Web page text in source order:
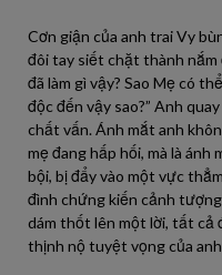
Cơn giận của anh trai Vy
đôi tay siết chặt thành nắm
đã làm gì vậy? Sao Mẹ có
độc đến vậy sao?” Anh
chất vấn. Ánh mắt anh
mẹ đang hấp hối, mà là
bội, bị đẩy vào một vực
đình chứng kiến cảnh
dám thốt lên một lời, tất cả
thịnh nộ tuyệt vọng của